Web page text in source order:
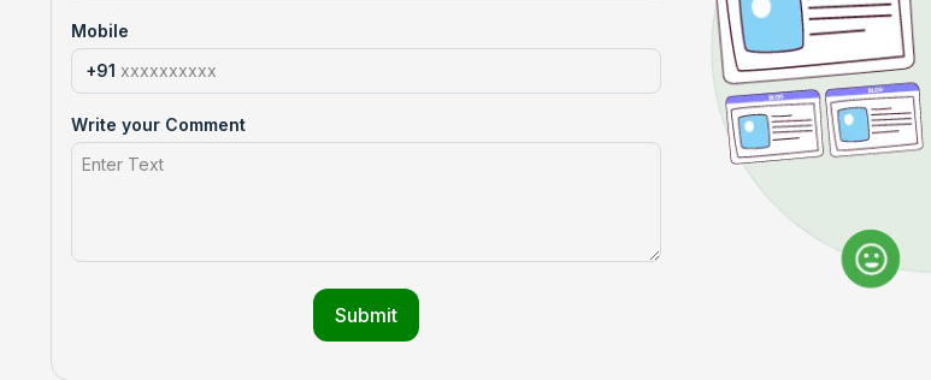
Mobile
+91
Write your Comment
Submit